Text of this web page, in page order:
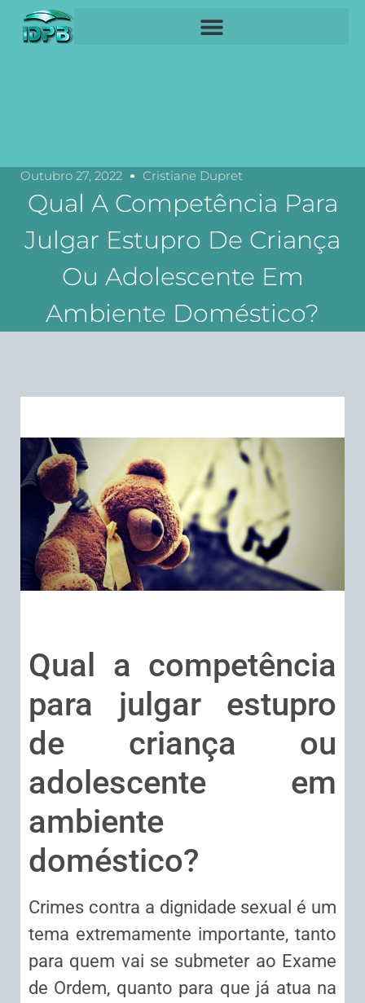
Outubro 27, 2022 Cristiane Dupret
Qual A Competência Para
Julgar Estupro De Criança
Ou Adolescente Em
Ambiente Doméstico?
Qual a competência
para julgar estupro
de criança ou
adolescente em
ambiente
doméstico?
Crimes contra a dignidade sexual é um
tema extremamente importante, tanto
para quem vai se submeter ao Exame
de Ordem, quanto para que já atua na